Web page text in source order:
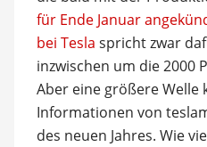
für Ende Januar
bei Tesla spricht zwar
inzwischen um die 2000
Aber eine größere Welle
Informationen von
des neuen Jahres. Wie